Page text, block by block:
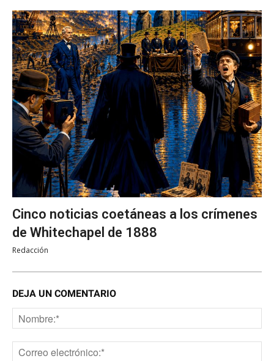
Cinco noticias coetáneas a los crímenes
de Whitechapel de 1888
Redacción
DEJA UN COMENTARIO